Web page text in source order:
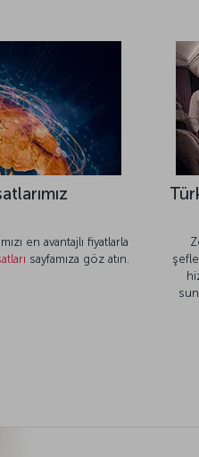
en avantajlı fiyatlarla
sayfamıza göz atın.